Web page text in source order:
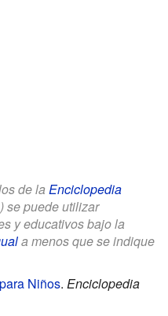
de la Enciclopedia
se puede utilizar
y educativos bajo la
a menos que se indique
Niños. Enciclopedia